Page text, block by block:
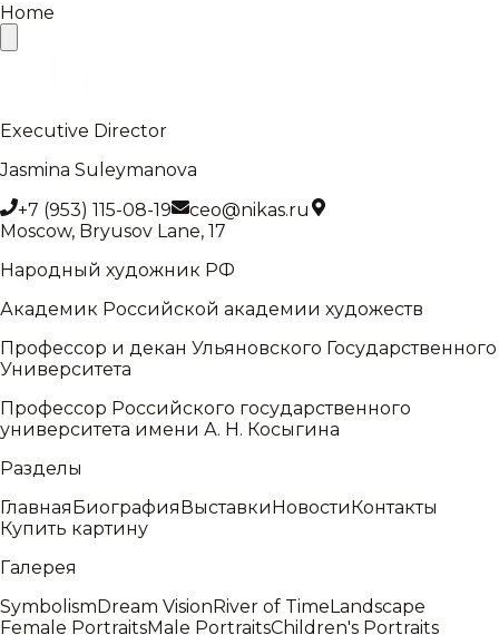
Home
Executive Director
Jasmina Suleymanova
+7 (953) 115-08-19
ceo@nikas.ru
Moscow, Bryusov Lane, 17
Народный художник РФ
Академик Российской академии художеств
Профессор и декан Ульяновского Государственного
Университета
Профессор Российского государственного
университета имени А. Н. Косыгина
Разделы
ГлавнаяБиографияВыставкиНовостиКонтакты
Купить картину
Галерея
SymbolismDream VisionRiver of TimeLandscape
Female PortraitsMale PortraitsChildren's Portraits